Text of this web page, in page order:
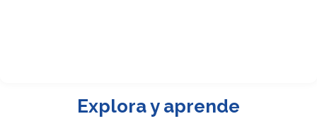
Explora y aprende